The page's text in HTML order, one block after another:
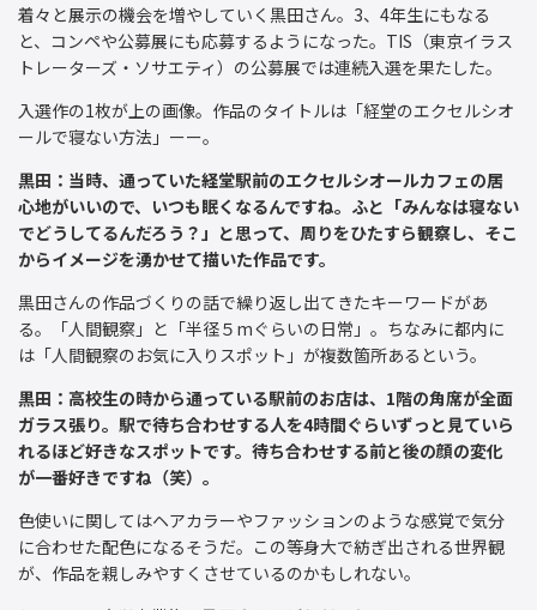
着々と展示の機会を増やしていく黒田さん。3、4年生にもなる
と、コンペや公募展にも応募するようになった。TIS（東京イラス
トレーターズ・ソサエティ）の公募展では連続入選を果たした。
入選作の1枚が上の画像。作品のタイトルは「経堂のエクセルシオ
ールで寝ない方法」ーー。
黒田：当時、通っていた経堂駅前のエクセルシオールカフェの居
心地がいいので、いつも眠くなるんですね。ふと「みんなは寝ない
でどうしてるんだろう？」と思って、周りをひたすら観察し、そこ
からイメージを湧かせて描いた作品です。
黒田さんの作品づくりの話で繰り返し出てきたキーワードがあ
る。「人間観察」と「半径５mぐらいの日常」。ちなみに都内に
は「人間観察のお気に入りスポット」が複数箇所あるという。
黒田：高校生の時から通っている駅前のお店は、1階の角席が全面
ガラス張り。駅で待ち合わせする人を4時間ぐらいずっと見ていら
れるほど好きなスポットです。待ち合わせする前と後の顔の変化
が一番好きですね（笑）。
色使いに関してはヘアカラーやファッションのような感覚で気分
に合わせた配色になるそうだ。この等身大で紡ぎ出される世界観
が、作品を親しみやすくさせているのかもしれない。